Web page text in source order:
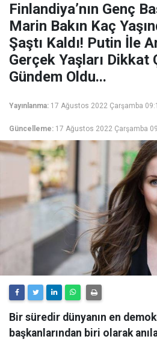
Finlandiya’nın Genç
Marin Bakın Kaç
Şaştı Kaldı! Putin İle
Gerçek Yaşları Dikkat
Gündem Oldu...
Yayınlanma: 17 Ağustos 2022 Çarşamba
Güncelleme: 17 Ağustos 2022 Çarşamba
Bir süredir dünyanın en
başkanlarından biri olarak